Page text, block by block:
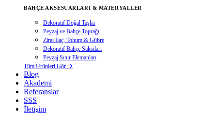
BAHÇE AKSESUARLARI & MATERYALLER
Dekoratif Doğal Taşlar
Peyzaj ve Bahçe Toprağı
Zirai İlaç, Tohum & Gübre
Dekoratif Bahçe Saksıları
Peyzaj Sınır Elemanları
Tüm Ürünleri Gör
Blog
Akademi
Referanslar
SSS
İletişim